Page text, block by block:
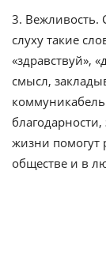
3.
слуху такие
«здравствуй»,
смысл,
жизни помогут
обществе и в